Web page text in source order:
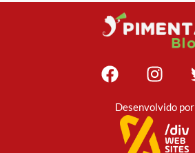
Desenvolvido por